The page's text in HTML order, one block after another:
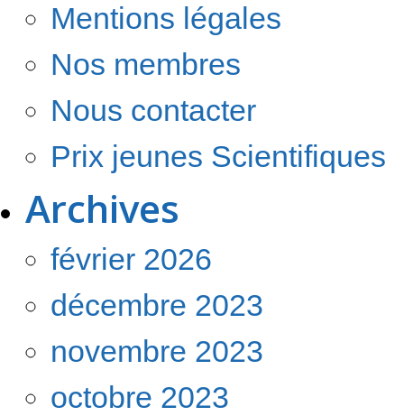
Mentions légales
Nos membres
Nous contacter
Prix jeunes Scientifiques
Archives
février 2026
décembre 2023
novembre 2023
octobre 2023